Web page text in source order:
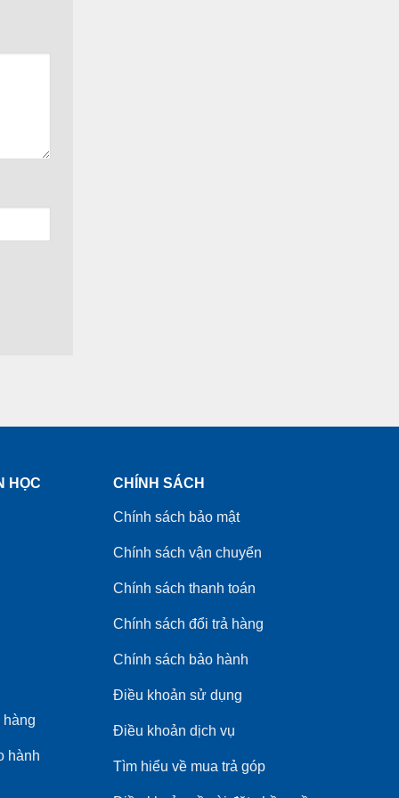
HỌC
hàng
hành
CHÍNH SÁCH
Chính sách bảo mật
Chính sách vận chuyển
Chính sách thanh toán
Chính sách đổi trả hàng
Chính sách bảo hành
Điều khoản sử dụng
Điều khoản dịch vụ
Tìm hiểu về mua trả góp